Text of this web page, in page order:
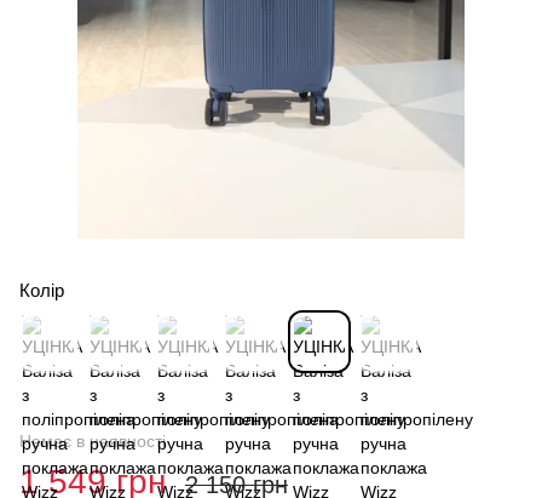
Колір
Немає в наявності
1 549 грн 2 150 грн